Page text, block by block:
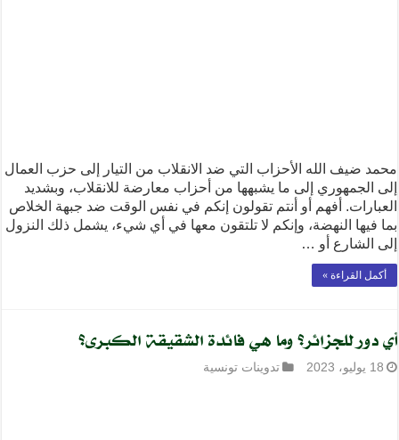
محمد ضيف الله الأحزاب التي ضد الانقلاب من التيار إلى حزب العمال
إلى الجمهوري إلى ما يشبهها من أحزاب معارضة للانقلاب، وبشديد
العبارات. أفهم أو أنتم تقولون إنكم في نفس الوقت ضد جبهة الخلاص
بما فيها النهضة، وإنكم لا تلتقون معها في أي شيء، يشمل ذلك النزول
إلى الشارع أو …
أكمل القراءة »
أي دور للجزائر؟ وما هي فائدة الشقيقة الكبرى؟
18 يوليو، 2023 تدوينات تونسية